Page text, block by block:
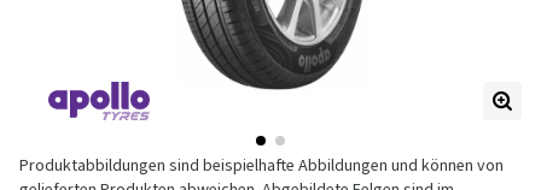
Produktabbildungen sind beispielhafte Abbildungen und können von